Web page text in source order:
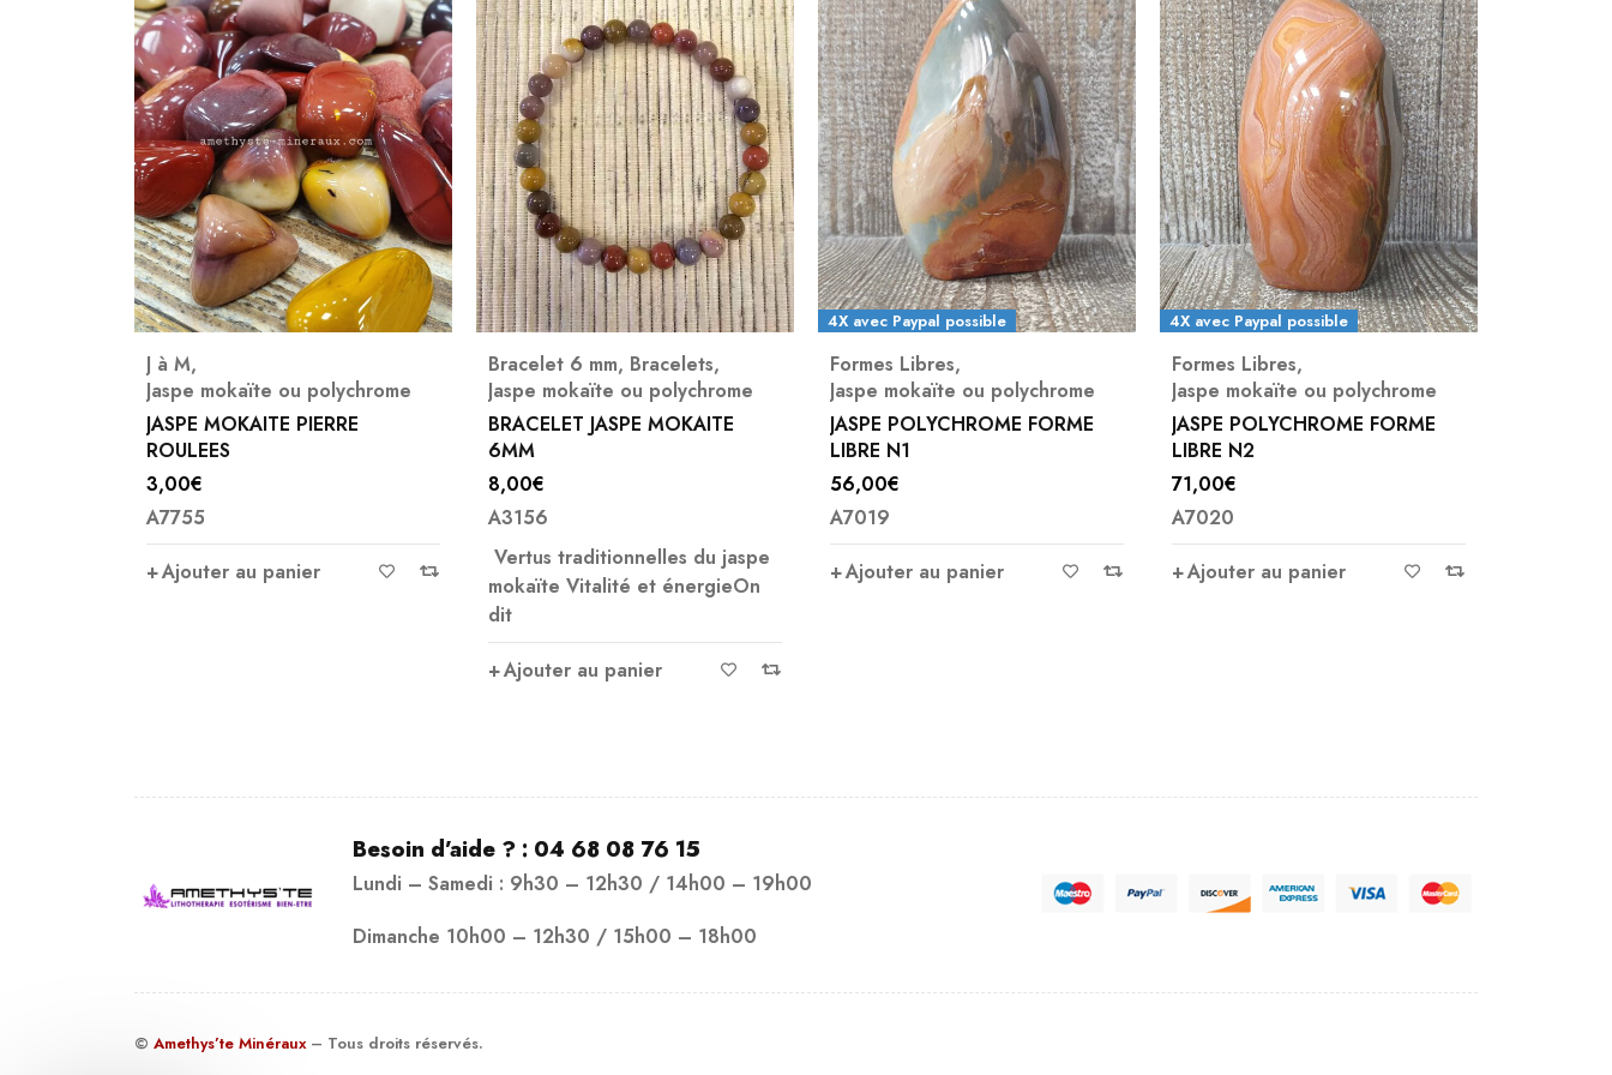
J à M,
Jaspe mokaïte ou polychrome
JASPE MOKAITE PIERRE
ROULEES
3,00€
A7755
Ajouter au panier
Bracelet 6 mm, Bracelets,
Jaspe mokaïte ou polychrome
BRACELET JASPE MOKAITE
6MM
8,00€
A3156
Vertus traditionnelles du jaspe
mokaïte Vitalité et énergieOn
dit
Ajouter au panier
4X avec Paypal possible
Formes Libres,
Jaspe mokaïte ou polychrome
JASPE POLYCHROME FORME
LIBRE N1
56,00€
A7019
Ajouter au panier
4X avec Paypal possible
Formes Libres,
Jaspe mokaïte ou polychrome
JASPE POLYCHROME FORME
LIBRE N2
71,00€
A7020
Ajouter au panier
Besoin d’aide ? : 04 68 08 76 15
Lundi – Samedi : 9h30 – 12h30 / 14h00 – 19h00
Dimanche 10h00 – 12h30 / 15h00 – 18h00
© Amethys’te Minéraux – Tous droits réservés.